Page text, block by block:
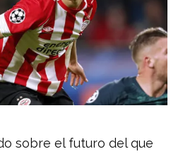
sobre el futuro del que